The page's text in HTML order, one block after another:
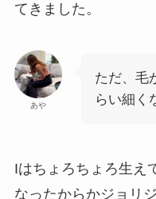
てきました。
あや
ただ、毛
らい細く
Iはちょろちょろ生え
なったからかジョリ